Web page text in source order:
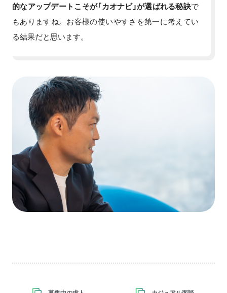
的なアップデートこそが「カオナビ」が選ばれる秘訣で
もありますね。お客様の使いやすさを第一に考えてい
る結果だと思います。